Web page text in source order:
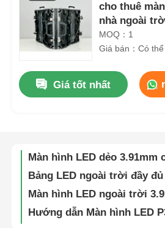
Trang chủ
Video
Về Chúng Tôi
Tham quan nhà máy
cho thuê
nhà ngoài
nhạc
MOQ：1
Giá bán：Có
Giá tốt nhất